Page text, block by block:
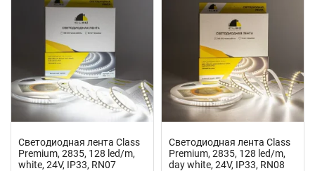
Светодиодная лента Class
Premium, 2835, 128 led/m,
white, 24V, IP33, RN07
Светодиодная лента Class
Premium, 2835, 128 led/m,
day white, 24V, IP33, RN08